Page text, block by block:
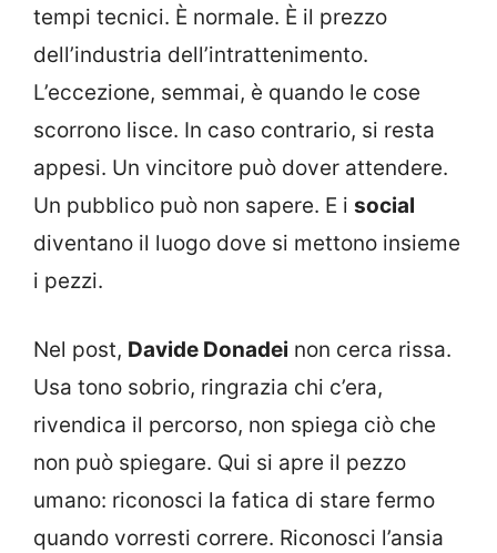
tempi tecnici. È normale. È il prezzo
dell’industria dell’intrattenimento.
L’eccezione, semmai, è quando le cose
scorrono lisce. In caso contrario, si resta
appesi. Un vincitore può dover attendere.
Un pubblico può non sapere. E i social
diventano il luogo dove si mettono insieme
i pezzi.
Nel post, Davide Donadei non cerca rissa.
Usa tono sobrio, ringrazia chi c’era,
rivendica il percorso, non spiega ciò che
non può spiegare. Qui si apre il pezzo
umano: riconosci la fatica di stare fermo
quando vorresti correre. Riconosci l’ansia